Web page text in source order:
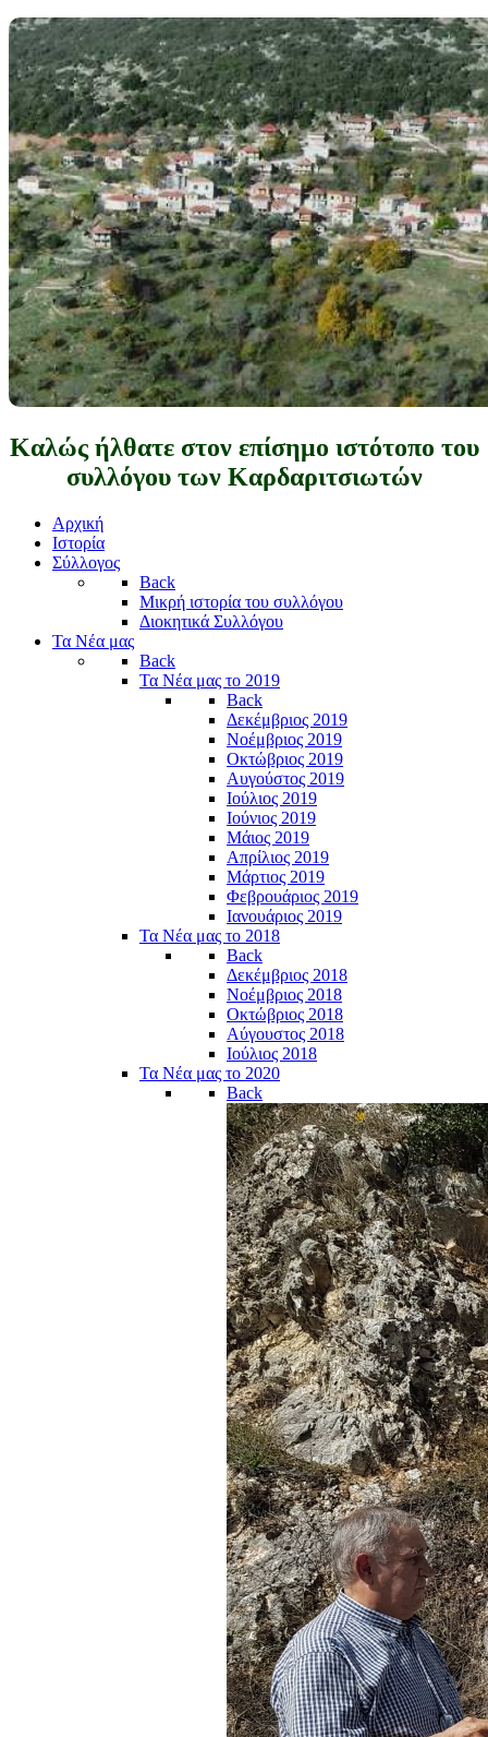
Καλώς ήλθατε στον επίσημο ιστότοπο του
συλλόγου των Καρδαριτσιωτών
Αρχική
Ιστορία
Σύλλογος
Back
Μικρή ιστορία του συλλόγου
Διοκητικά Συλλόγου
Τα Νέα μας
Back
Τα Νέα μας το 2019
Back
Δεκέμβριος 2019
Νοέμβριος 2019
Οκτώβριος 2019
Αυγούστος 2019
Ιούλιος 2019
Ιούνιος 2019
Μάιος 2019
Απρίλιος 2019
Μάρτιος 2019
Φεβρουάριος 2019
Ιανουάριος 2019
Τα Νέα μας το 2018
Back
Δεκέμβριος 2018
Νοέμβριος 2018
Οκτώβριος 2018
Αύγουστος 2018
Ιούλιος 2018
Τα Νέα μας το 2020
Back